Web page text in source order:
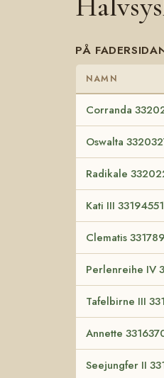
PÅ
NAMN
Corranda
Oswalta
Radikale
Kati III
Clematis
Perlenreihe IV
Tafelbirne III
Annette
Seejungfer II